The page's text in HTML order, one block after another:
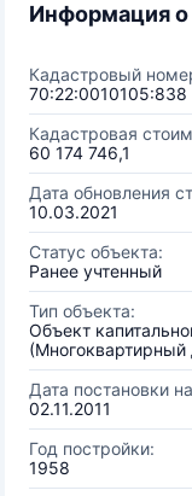
Информация
Кадастровый
70:22:0010105:838
Кадастровая
60 174 746,1
Дата обновления
10.03.2021
Статус объекта:
Ранее учтенный
Тип объекта:
Объект
(Многоквартирный
Дата постановки
02.11.2011
Год постройки:
1958